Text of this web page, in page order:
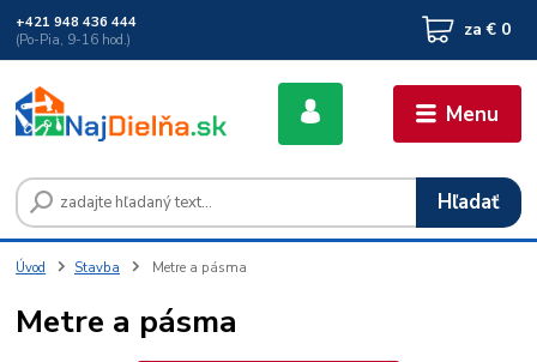
Menu
Hľadať
+421 948 436 444
(Po-Pia, 9-16 hod.)
za € 0
Úvod Stavba Metre a pásma
Metre a pásma